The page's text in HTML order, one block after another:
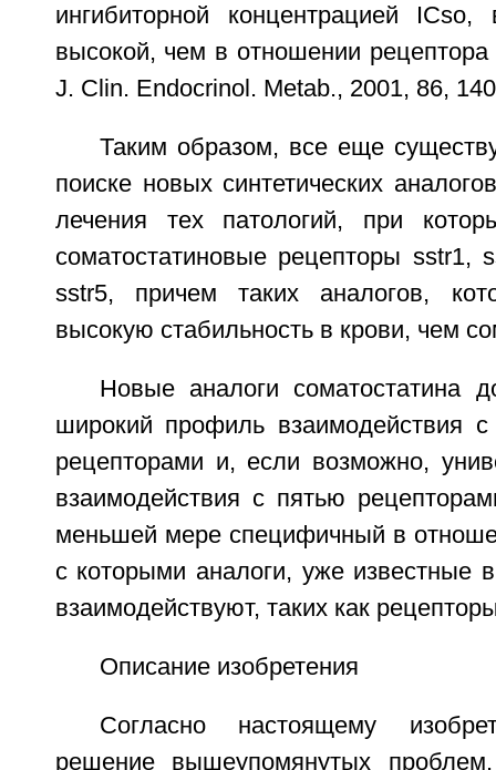
ингибиторной концентрацией
высокой, чем в отношении
J. Clin. Endocrinol. Metab., 2001, 86,
Таким образом, все еще
поиске новых синтетических
лечения тех патологий, при
соматостатиновые рецепторы sstr1,
sstr5, причем таких аналогов,
высокую стабильность в крови, чем
Новые аналоги соматостатина
широкий профиль взаимодействия с
рецепторами и, если возможно,
взаимодействия с пятью
меньшей мере специфичный в
с которыми аналоги, уже известные
взаимодействуют, таких как
Описание изобретения
Согласно настоящему
решение вышеупомянутых